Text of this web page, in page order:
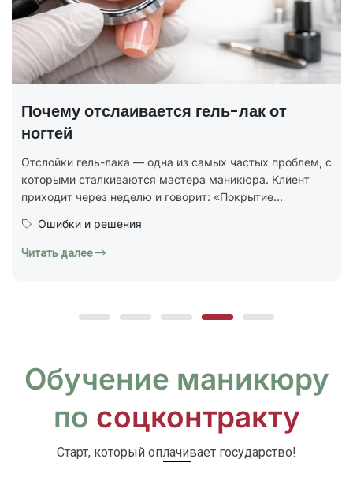
ГОСТ на маникюр Р 72319-2025 —
В 2025 году был утверждён новый национальный
стандарт ГОСТ Р 72319-2025 «Услуги бытовые.
Ногтевой сервис. Карты типовых технологических
процессов. Общие...
Юридическая грамотность
Обучение маникюру
по соцконтракту
Старт, который оплачивает государство!